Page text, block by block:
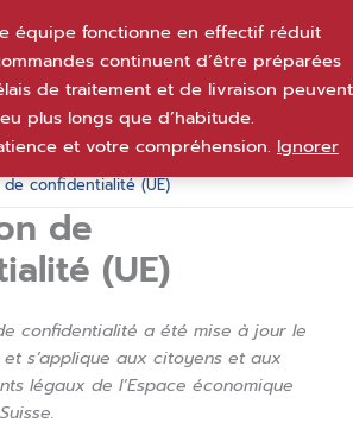
équipe fonctionne en effectif réduit
continuent d’être préparées
de traitement et de livraison peuvent
plus longs que d’habitude.
et votre compréhension. Ignorer
confidentialité (UE)
de
(UE)
confidentialité a été mise à jour le
s’applique aux citoyens et aux
légaux de l’Espace économique